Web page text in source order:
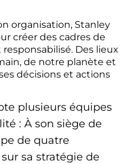
organisation, Stanley
créer des cadres de
Des lieux
de notre planète et
décisions et actions
plusieurs équipes
: À son siège de
de quatre
sa stratégie de